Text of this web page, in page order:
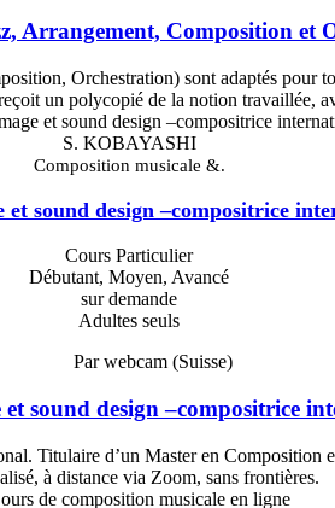
Arrangement, Composition et
Orchestration) sont adaptés pour
un polycopié de la notion travaillée,
S. KOBAYASHI
Composition musicale &.
sound design –compositrice
Cours Particulier
Débutant, Moyen, Avancé
sur demande
Adultes seuls
Par webcam (Suisse)
sound design –compositrice
Titulaire d’un Master en Composition
à distance via Zoom, sans frontières.